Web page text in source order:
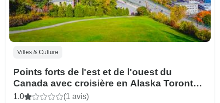
Villes & Culture
Points forts de l'est et de l'ouest du
Canada avec croisière en Alaska Toronto
→ Vancouver (2027)
1.0 (1 avis)